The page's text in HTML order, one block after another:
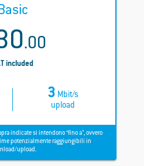
.00
included
3 Mbit/s
upload
indicate si intendono “fino a”, ovvero
potenzialmente raggiungibili in
upload.